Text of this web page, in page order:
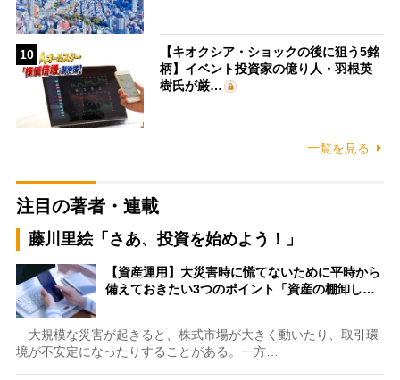
10
【キオクシア・ショックの後に狙う5銘
柄】イベント投資家の億り人・羽根英
樹氏が厳…
一覧を見る
注目の著者・連載
藤川里絵「さあ、投資を始めよう！」
【資産運用】大災害時に慌てないために平時から
備えておきたい3つのポイント「資産の棚卸し…
大規模な災害が起きると、株式市場が大きく動いたり、取引環
境が不安定になったりすることがある。一方…